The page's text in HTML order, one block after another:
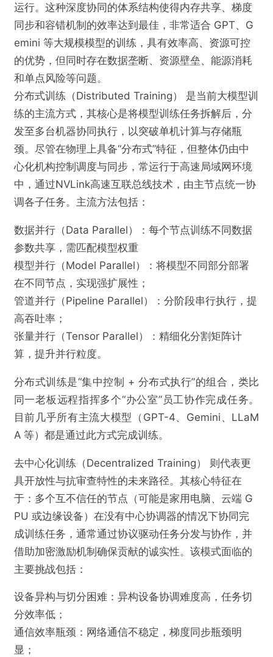
运行。这种深度协同的体系结构使得内存共享、梯度
同步和容错机制的效率达到最佳，非常适合 GPT、G
emini 等大规模模型的训练，具有效率高、资源可控
的优势，但同时存在数据垄断、资源壁垒、能源消耗
和单点风险等问题。
分布式训练（Distributed Training） 是当前大模型训
练的主流方式，其核心是将模型训练任务拆解后，分
发至多台机器协同执行，以突破单机计算与存储瓶
颈。尽管在物理上具备“分布式”特征，但整体仍由中
心化机构控制调度与同步，常运行于高速局域网环境
中，通过NVLink高速互联总线技术，由主节点统一协
调各子任务。主流方法包括：
数据并行（Data Parallel）：每个节点训练不同数据
参数共享，需匹配模型权重
模型并行（Model Parallel）：将模型不同部分部署
在不同节点，实现强扩展性；
管道并行（Pipeline Parallel）：分阶段串行执行，提
高吞吐率；
张量并行（Tensor Parallel）：精细化分割矩阵计
算，提升并行粒度。
分布式训练是“集中控制 + 分布式执行”的组合，类比
同一老板远程指挥多个“办公室”员工协作完成任务。
目前几乎所有主流大模型（GPT-4、Gemini、LLaM
A 等）都是通过此方式完成训练。
去中心化训练（Decentralized Training） 则代表更
具开放性与抗审查特性的未来路径。其核心特征在
于：多个互不信任的节点（可能是家用电脑、云端 G
PU 或边缘设备）在没有中心协调器的情况下协同完
成训练任务，通常通过协议驱动任务分发与协作，并
借助加密激励机制确保贡献的诚实性。该模式面临的
主要挑战包括：
设备异构与切分困难：异构设备协调难度高，任务切
分效率低；
通信效率瓶颈：网络通信不稳定，梯度同步瓶颈明
显；